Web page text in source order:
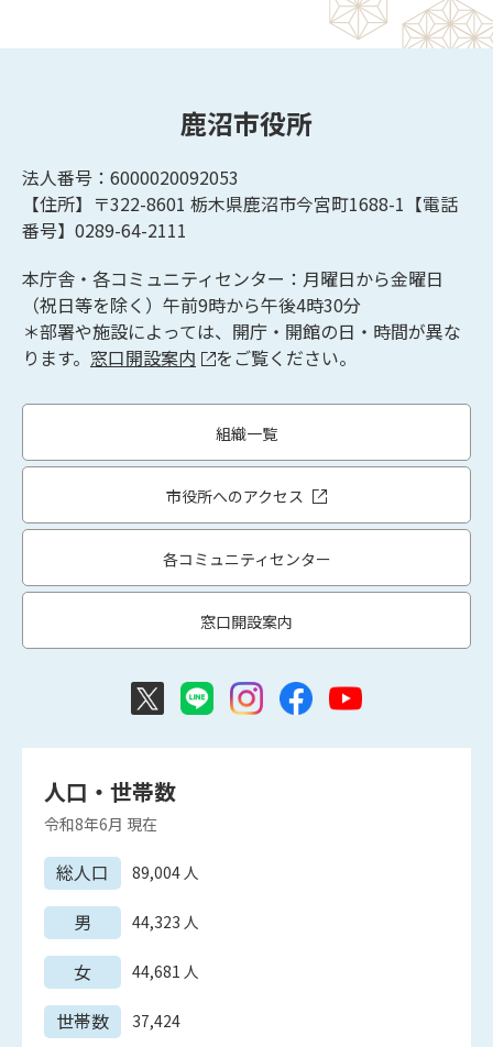
鹿沼市役所
法人番号：6000020092053
【住所】〒322-8601 栃木県鹿沼市今宮町1688-1【電話
番号】0289-64-2111
本庁舎・各コミュニティセンター：月曜日から金曜日
（祝日等を除く）午前9時から午後4時30分
＊部署や施設によっては、開庁・開館の日・時間が異な
ります。 窓口開設案内 をご覧ください。
組織一覧
市役所へのアクセス
各コミュニティセンター
窓口開設案内
人口・世帯数
令和8年6月 現在
総人口 89,004 人
男 44,323 人
女 44,681 人
世帯数 37,424